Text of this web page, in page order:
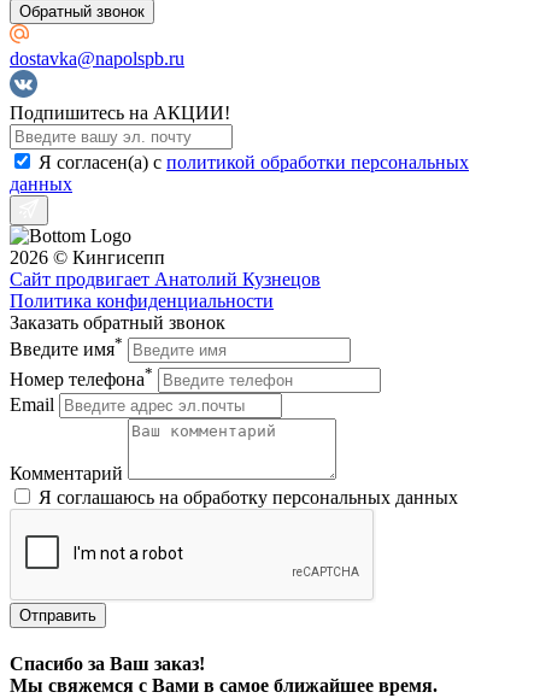
Обратный звонок
dostavka@napolspb.ru
Подпишитесь на АКЦИИ!
Я согласен(a) с политикой обработки персональных
данных
2026 © Кингисепп
Сайт продвигает Анатолий Кузнецов
Политика конфиденциальности
Заказать обратный звонок
Введите имя*
Номер телефона*
Email
Комментарий
Я соглашаюсь на обработку персональных данных
Отправить
Спасибо за Ваш заказ!
Мы свяжемся с Вами в самое ближайшее время.